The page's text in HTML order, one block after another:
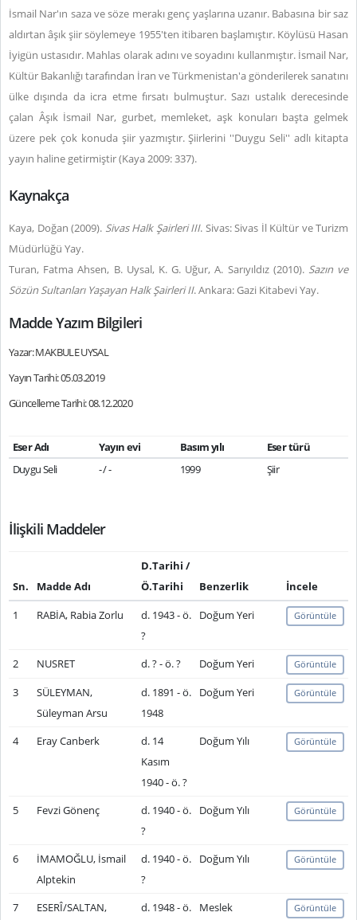
İsmail Nar'ın saza ve söze merakı genç yaşlarına uzanır. Babasına bir saz
aldırtan âşık şiir söylemeye 1955'ten itibaren başlamıştır. Köylüsü Hasan
İyigün ustasıdır. Mahlas olarak adını ve soyadını kullanmıştır. İsmail Nar,
Kültür Bakanlığı tarafından İran ve Türkmenistan'a gönderilerek sanatını
ülke dışında da icra etme fırsatı bulmuştur. Sazı ustalık derecesinde
çalan Âşık İsmail Nar, gurbet, memleket, aşk konuları başta gelmek
üzere pek çok konuda şiir yazmıştır. Şiirlerini ''Duygu Seli'' adlı kitapta
yayın haline getirmiştir (Kaya 2009: 337).
Kaynakça
Kaya, Doğan (2009). Sivas Halk Şairleri III. Sivas: Sivas İl Kültür ve Turizm
Müdürlüğü Yay.
Turan, Fatma Ahsen, B. Uysal, K. G. Uğur, A. Sarıyıldız (2010). Sazın ve
Sözün Sultanları Yaşayan Halk Şairleri II. Ankara: Gazi Kitabevi Yay.
Madde Yazım Bilgileri
Yazar: MAKBULE UYSAL
Yayın Tarihi: 05.03.2019
Güncelleme Tarihi: 08.12.2020
Eser Adı Yayın evi Basım yılı
Eser türü
Duygu Seli
- / - 1999 Şiir
İlişkili Maddeler
Sn. Madde Adı
D.Tarihi /
Ö.Tarihi
Benzerlik
İncele
1
RABİA, Rabia Zorlu
d. 1943 - ö.
?
Doğum Yeri Görüntüle
2 NUSRET d. ? - ö. ? Doğum Yeri Görüntüle
3
SÜLEYMAN,
Süleyman Arsu
d. 1891 - ö.
1948
Doğum Yeri Görüntüle
4 Eray Canberk
d. 14
Kasım
1940 - ö. ?
Doğum Yılı Görüntüle
5 Fevzi Gönenç
d. 1940 - ö.
?
Doğum Yılı Görüntüle
6
İMAMOĞLU, İsmail
Alptekin
d. 1940 - ö.
?
Doğum Yılı Görüntüle
7
ESERÎ/SALTAN,
d. 1948 - ö.
Meslek Görüntüle